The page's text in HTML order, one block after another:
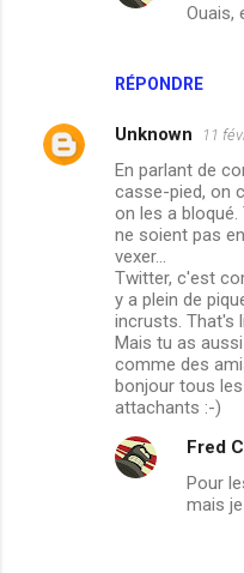
RÉPONDRE
Ouais,
Unknown 11
En parlant de
casse-pied, on
on les a
ne soient pas
vexer...
Twitter, c'est
y a plein de
incrusts. That's
Mais tu as
comme des
bonjour tous
attachants :-)
Fred
Pour
mais